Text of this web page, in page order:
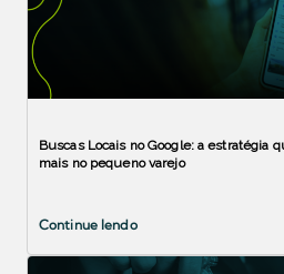
Buscas Locais no Google: a estratégia
mais no pequeno varejo
Continue lendo